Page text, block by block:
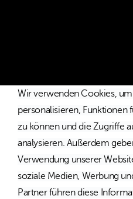
Wir verwenden Cookies,
personalisieren, Funktionen
zu können und die Zugriffe
analysieren. Außerdem
Verwendung unserer
soziale Medien, Werbung
Partner führen diese